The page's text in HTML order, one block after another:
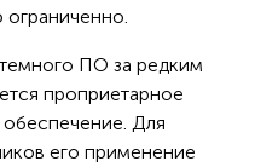
ПО за редким
проприетарное
Для
его применение